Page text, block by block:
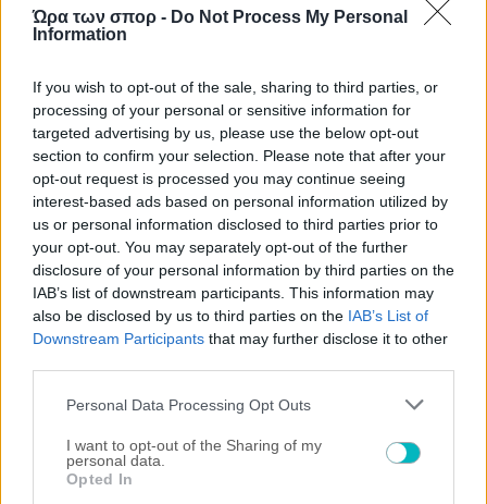
Ώρα των σπορ - Do Not Process My Personal
Information
If you wish to opt-out of the sale, sharing to third parties, or
processing of your personal or sensitive information for
targeted advertising by us, please use the below opt-out
section to confirm your selection. Please note that after your
opt-out request is processed you may continue seeing
interest-based ads based on personal information utilized by
us or personal information disclosed to third parties prior to
your opt-out. You may separately opt-out of the further
disclosure of your personal information by third parties on the
IAB’s list of downstream participants. This information may
also be disclosed by us to third parties on the IAB’s List of
Downstream Participants that may further disclose it to other
Please note that this website/app uses one or more Google
not limited to your visit or usage behaviour. You may click to
grant or deny consent to Google and its third-party tags to
use your data for below specified purposes in below Google
Personal Data Processing Opt Outs
I want to opt-out of the Sharing of my
personal data.
Opted In
«Έτσι απαντάει ο Λούκα»: Η ατάκα της συζύγου του
Γιόβιτς για την αμφισβήτηση και το καρέ κατά του